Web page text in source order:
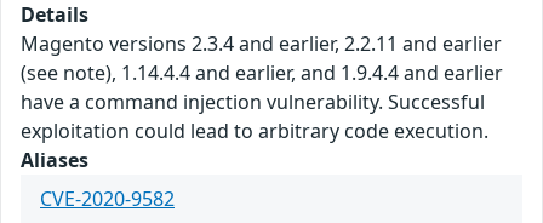
Details
Magento versions 2.3.4 and earlier, 2.2.11 and earlier
(see note), 1.14.4.4 and earlier, and 1.9.4.4 and earlier
have a command injection vulnerability. Successful
exploitation could lead to arbitrary code execution.
Aliases
CVE-2020-9582